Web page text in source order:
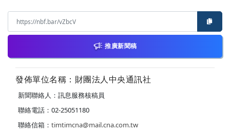
推廣新聞稿
發佈單位名稱：財團法人中央通訊社
新聞聯絡人：訊息服務核稿員
聯絡電話：02-25051180
聯絡信箱： timtimcna@mail.cna.com.tw